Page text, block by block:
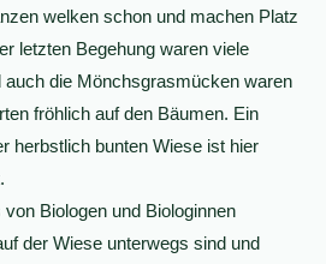
welken schon und machen Platz
letzten Begehung waren viele
auch die Mönchsgrasmücken waren
fröhlich auf den Bäumen. Ein
herbstlich bunten Wiese ist hier
Biologen und Biologinnen
der Wiese unterwegs sind und